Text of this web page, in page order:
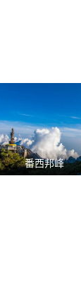
番西邦峰